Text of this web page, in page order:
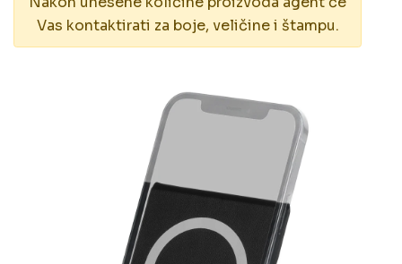
Vas kontaktirati za boje, veličine i štampu.